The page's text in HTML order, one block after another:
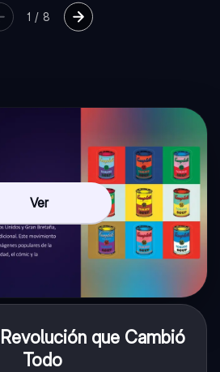
1 / 8
Ver
que Cambió
Todo